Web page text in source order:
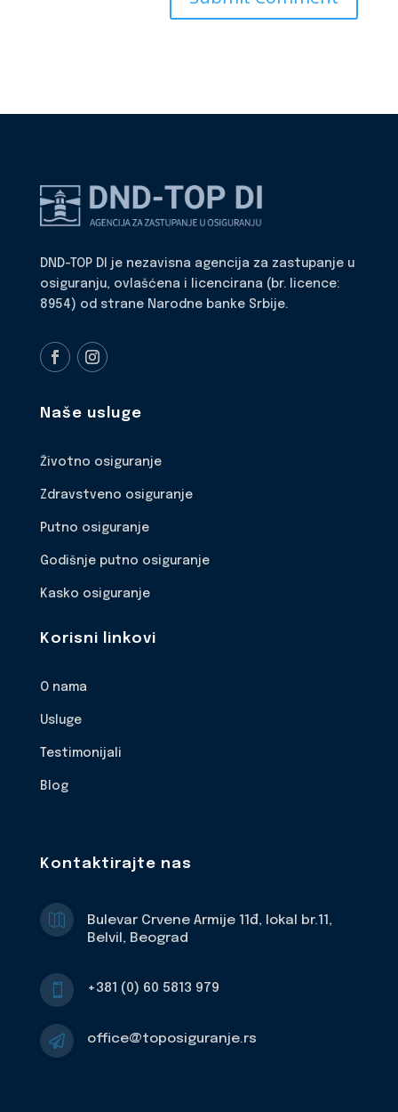
DND-TOP DI je nezavisna agencija za zastupanje u
osiguranju, ovlašćena i licencirana (br. licence:
8954) od strane Narodne banke Srbije.
Naše usluge
Životno osiguranje
Zdravstveno osiguranje
Putno osiguranje
Godišnje putno osiguranje
Kasko osiguranje
Korisni linkovi
O nama
Usluge
Testimonijali
Blog
Kontaktirajte nas

Bulevar Crvene Armije 11đ, lokal br.11,
Belvil, Beograd
 +381 (0) 60 5813 979
 office@toposiguranje.rs